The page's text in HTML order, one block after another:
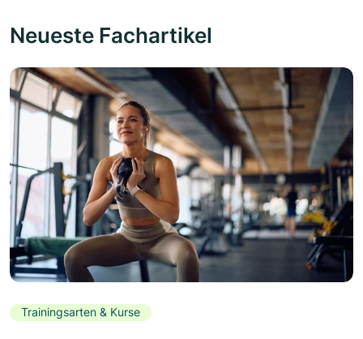
Neueste Fachartikel
Trainingsarten & Kurse